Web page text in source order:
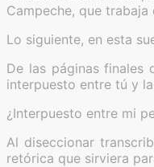
Campeche, que
Lo siguiente, en esta
De las páginas finales
interpuesto entre tú y la
¿Interpuesto entre mi
Al diseccionar
retórica que sirviera